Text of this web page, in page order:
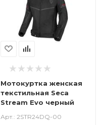
Мотокуртка женская
текстильная Seca
Stream Evo черный
Арт.: 2STR24DQ-00